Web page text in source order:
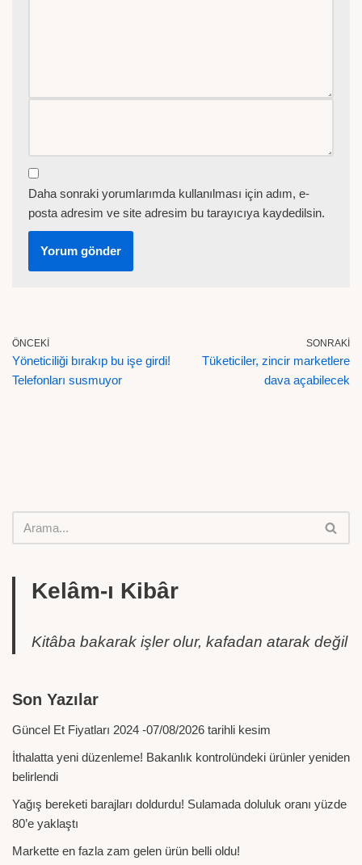
Daha sonraki yorumlarımda kullanılması için adım, e-
posta adresim ve site adresim bu tarayıcıya kaydedilsin.
ÖNCEKI
Yöneticiliği bırakıp bu işe girdi!
Telefonları susmuyor
SONRAKI
Tüketiciler, zincir marketlere
dava açabilecek
Kelâm-ı Kibâr
Kitâba bakarak işler olur, kafadan atarak değil
Son Yazılar
Güncel Et Fiyatları 2024 -07/08/2026 tarihli kesim
İthalatta yeni düzenleme! Bakanlık kontrolündeki ürünler yeniden
belirlendi
Yağış bereketi barajları doldurdu! Sulamada doluluk oranı yüzde
80’e yaklaştı
Markette en fazla zam gelen ürün belli oldu!